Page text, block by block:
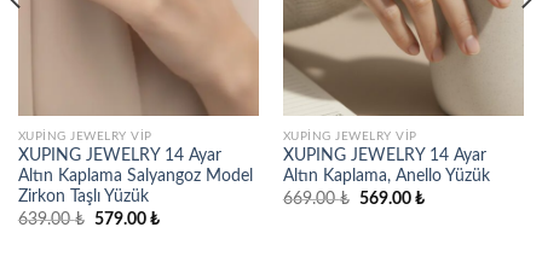
XUPING JEWELRY VIP
XUPING JEWELRY 14 Ayar
Altın Kaplama Salyangoz Model
Zirkon Taşlı Yüzük
639.00₺
Orijinal
579.00 ₺Şu
XUPING JEWELRY VIP
XUPING JEWELRY 14 Ayar
Altın Kaplama, Anello Yüzük
669.00₺
Orijinal
569.00 ₺Şu